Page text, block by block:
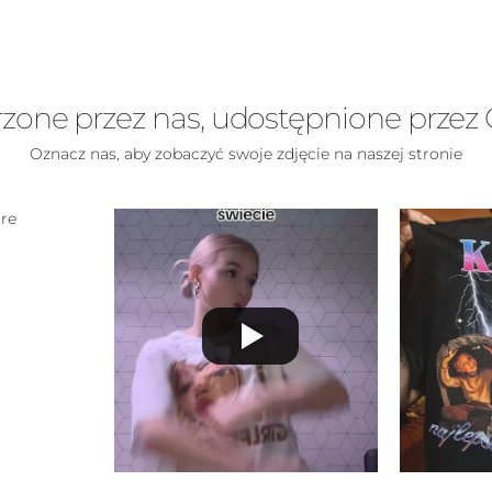
przez nas, udostępnione przez
Oznacz nas, aby zobaczyć swoje zdjęcie na naszej stronie